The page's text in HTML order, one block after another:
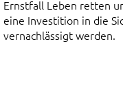
Ernstfall Leben retten
eine Investition in die
vernachlässigt werden.